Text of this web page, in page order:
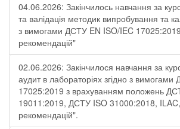
04.06.2026: Закінчилось навчання за
та валідація методик випробування та
з вимогами ДСТУ EN ISO/IEC
рекомендацій"
02.06.2026: Закінчилося навчання за
аудит в лабораторіях згідно з
17025:2019 з врахуванням положень
19011:2019, ДСТУ ISO 31000:2018,
рекомендацій".